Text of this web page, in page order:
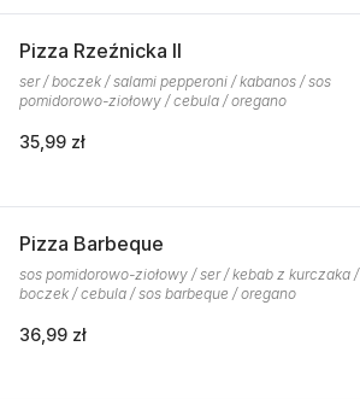
Pizza Rzeźnicka II
ser / boczek / salami pepperoni / kabanos / sos
pomidorowo-ziołowy / cebula / oregano
35,99 zł
Pizza Barbeque
sos pomidorowo-ziołowy / ser / kebab z kurczaka /
boczek / cebula / sos barbeque / oregano
36,99 zł